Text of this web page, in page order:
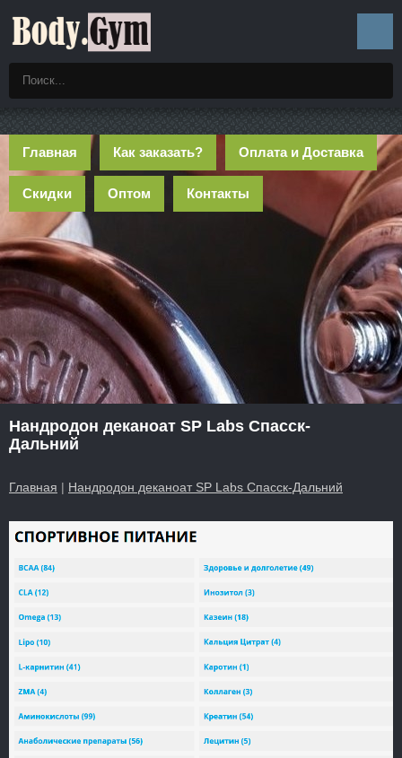
Главная Как заказать? Оплата и Доставка
Скидки Оптом Контакты
Нандродон деканоат SP Labs Спасск-
Дальний
Главная | Нандродон деканоат SP Labs Спасск-Дальний